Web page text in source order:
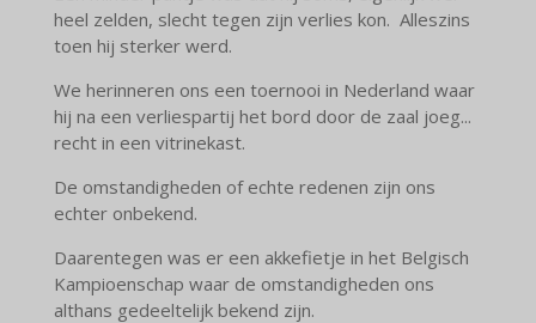
heel zelden, slecht tegen zijn verlies kon. Alleszins
toen hij sterker werd.
We herinneren ons een toernooi in Nederland waar
hij na een verliespartij het bord door de zaal joeg...
recht in een vitrinekast.
De omstandigheden of echte redenen zijn ons
echter onbekend.
Daarentegen was er een akkefietje in het Belgisch
Kampioenschap waar de omstandigheden ons
althans gedeeltelijk bekend zijn.